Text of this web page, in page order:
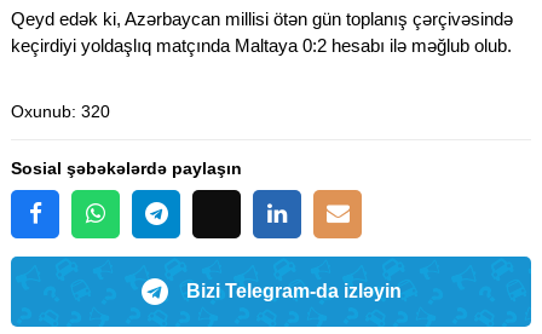
Qeyd edək ki, Azərbaycan millisi ötən gün toplanış çərçivəsində
keçirdiyi yoldaşlıq matçında Maltaya 0:2 hesabı ilə məğlub olub.
Oxunub: 320
Sosial şəbəkələrdə paylaşın
Bizi Telegram-da izləyin